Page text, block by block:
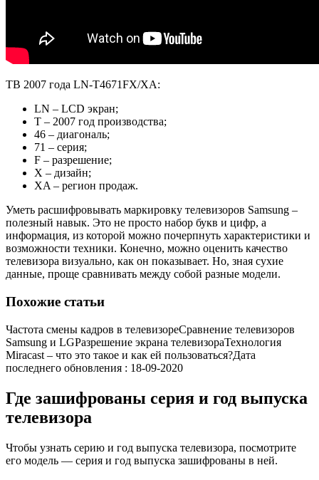
ТВ 2007 года LN-T4671FX/XA:
LN – LCD экран;
T – 2007 год производства;
46 – диагональ;
71 – серия;
F – разрешение;
X – дизайн;
XA – регион продаж.
Уметь расшифровывать маркировку телевизоров Samsung –
полезный навык. Это не просто набор букв и цифр, а
информация, из которой можно почерпнуть характеристики и
возможности техники. Конечно, можно оценить качество
телевизора визуально, как он показывает. Но, зная сухие
данные, проще сравнивать между собой разные модели.
Похожие статьи
Частота смены кадров в телевизореСравнение телевизоров
Samsung и LGРазрешение экрана телевизораТехнология
Miracast – что это такое и как ей пользоваться?Дата
последнего обновления : 18-09-2020
Где зашифрованы серия и год выпуска
телевизора
Чтобы узнать серию и год выпуска телевизора, посмотрите
его модель — серия и год выпуска зашифрованы в ней.